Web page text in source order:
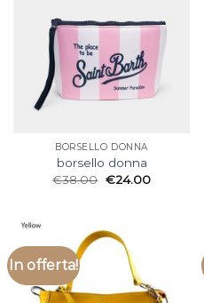
BORSELLO DONNA
borsello donna
€38.00 €24.00
In offerta!